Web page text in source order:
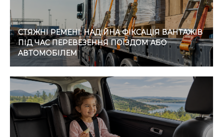
СТЯЖНІ РЕМЕНІ: НАДІЙНА ФІКСАЦІЯ ВАНТАЖІВ
ПІД ЧАС ПЕРЕВЕЗЕННЯ ПОЇЗДОМ АБО
АВТОМОБІЛЕМ